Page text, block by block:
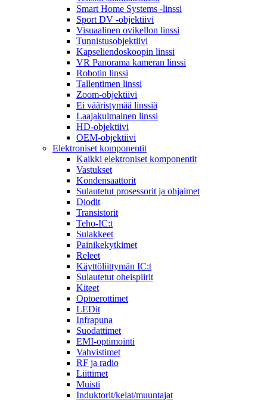
Smart Home Systems -linssi
Sport DV -objektiivi
Visuaalinen ovikellon linssi
Tunnistusobjektiivi
Kapseliendoskoopin linssi
VR Panorama kameran linssi
Robotin linssi
Tallentimen linssi
Zoom-objektiivi
Ei vääristymää linssiä
Laajakulmainen linssi
HD-objektiivi
OEM-objektiivi
Elektroniset komponentit
Kaikki elektroniset komponentit
Vastukset
Kondensaattorit
Sulautetut prosessorit ja ohjaimet
Diodit
Transistorit
Teho-IC:t
Sulakkeet
Painikekytkimet
Releet
Käyttöliittymän IC:t
Sulautetut oheispiirit
Kiteet
Optoerottimet
LEDit
Infrapuna
Suodattimet
EMI-optimointi
Vahvistimet
RF ja radio
Liittimet
Muisti
Induktorit/kelat/muuntajat